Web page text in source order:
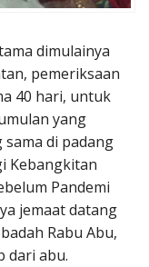
dimulainya
pemeriksaan
40 hari, untuk
yang
sama di padang
Kebangkitan
Pandemi
jemaat datang
Rabu Abu,
dari abu.